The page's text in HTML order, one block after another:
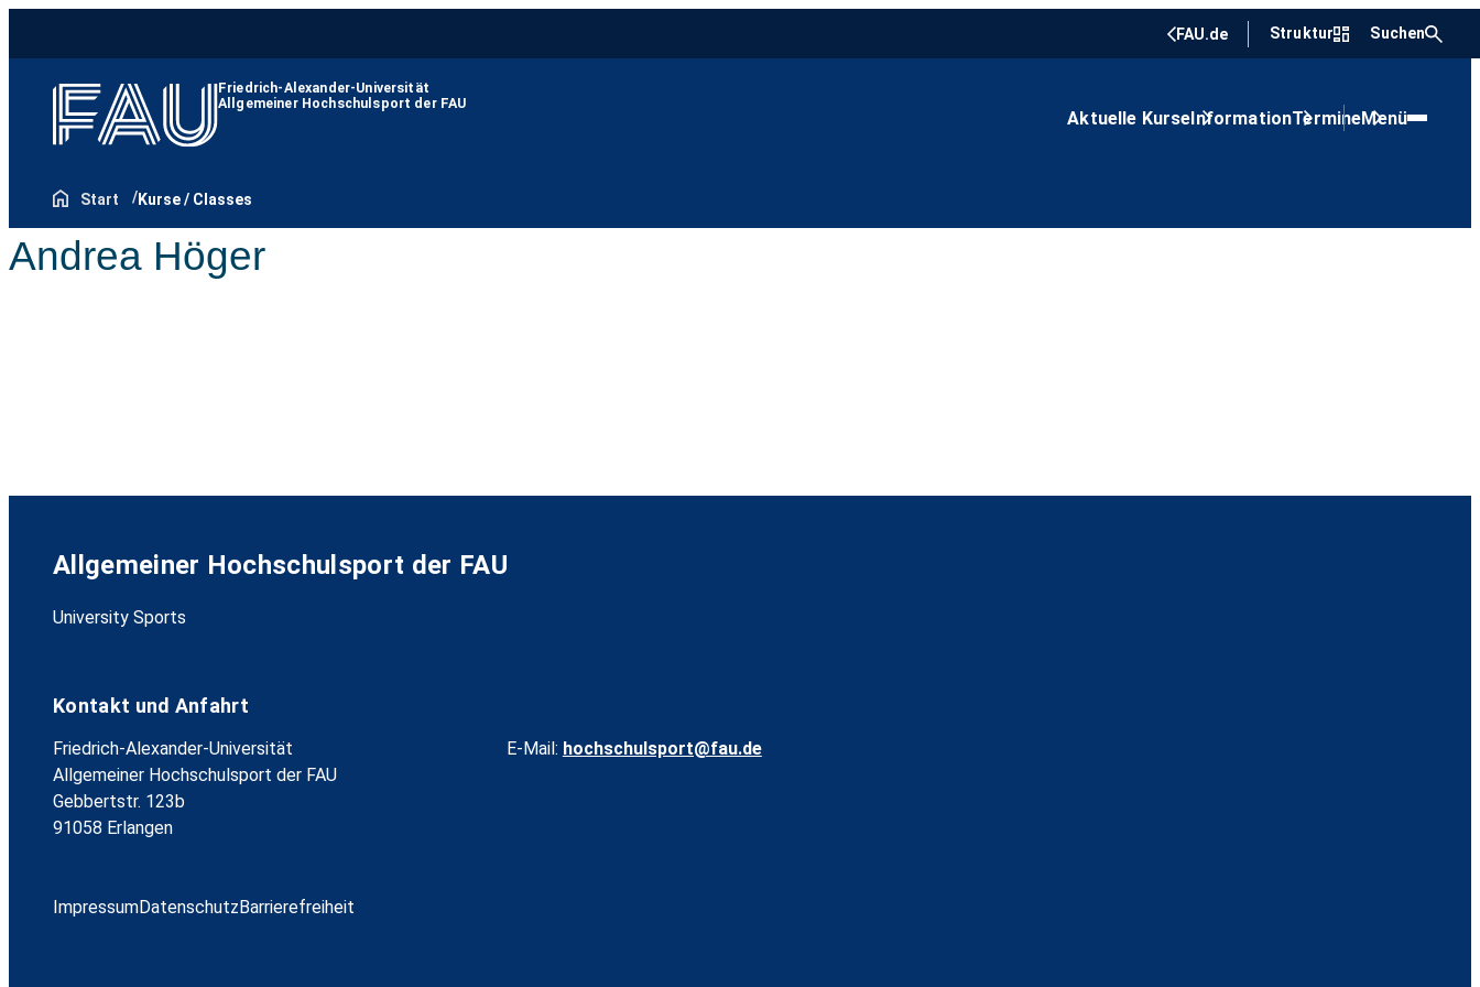
FAU.de Struktur Suchen
Friedrich-Alexander-Universität
Allgemeiner Hochschulsport der FAU
Aktuelle KurseInformationTermineMenü
Start Kurse / Classes
Andrea Höger
Allgemeiner Hochschulsport der FAU
University Sports
Kontakt und Anfahrt
Friedrich-Alexander-Universität
Allgemeiner Hochschulsport der FAU
Gebbertstr. 123b
91058 Erlangen
E-Mail: hochschulsport@fau.de
ImpressumDatenschutzBarrierefreiheit